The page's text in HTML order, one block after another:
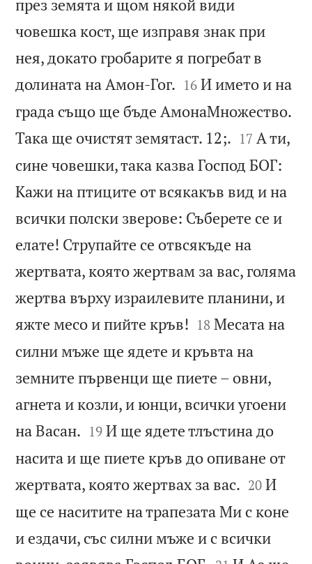
през земята и щом някой види
човешка кост, ще изправя знак при
нея, докато гробарите я погребат в
долината на Амон-Гог. 

16 И името и на
града също ще бъде АмонаМножество.
Така ще очистят земятаст. 12;. 

17 А ти,
сине човешки, така казва Господ БОГ:
Кажи на птиците от всякакъв вид и на
всички полски зверове: Съберете се и
елате! Струпайте се отвсякъде на
жертвата, която жертвам за вас, голяма
жертва върху израилевите планини, и
яжте месо и пийте кръв! 

18 Месата на
силни мъже ще ядете и кръвта на
земните първенци ще пиете – овни,
агнета и козли, и юнци, всички угоени
на Васан. 

19 И ще ядете тлъстина до
насита и ще пиете кръв до опиване от
жертвата, която жертвах за вас. 

20 И
ще се наситите на трапезата Ми с коне
и ездачи, със силни мъже и с всички